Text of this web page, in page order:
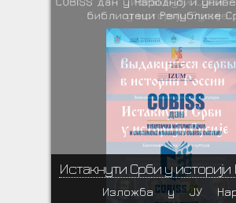
COBISS дан у НУБ РС
COBISS дан у ЈУ